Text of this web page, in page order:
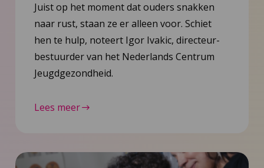
Juist op het moment dat ouders snakken
naar rust, staan ze er alleen voor. Schiet
hen te hulp, noteert Igor Ivakic, directeur-
bestuurder van het Nederlands Centrum
Jeugdgezondheid.
Lees meer